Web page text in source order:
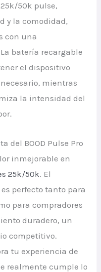
50k pulse,
y la comodidad,
con una
batería recargable
el dispositivo
mientras
la intensidad del
del BOOD Pulse Pro
inmejorable en
25k/50k. El
perfecto tanto para
para compradores
duradero, un
competitivo.
tu experiencia de
realmente cumple lo